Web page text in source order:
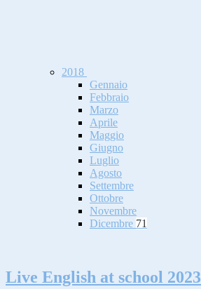
2018
Gennaio
Febbraio
Marzo
Aprile
Maggio
Giugno
Luglio
Agosto
Settembre
Ottobre
Novembre
Dicembre 71
Live English at school 2023